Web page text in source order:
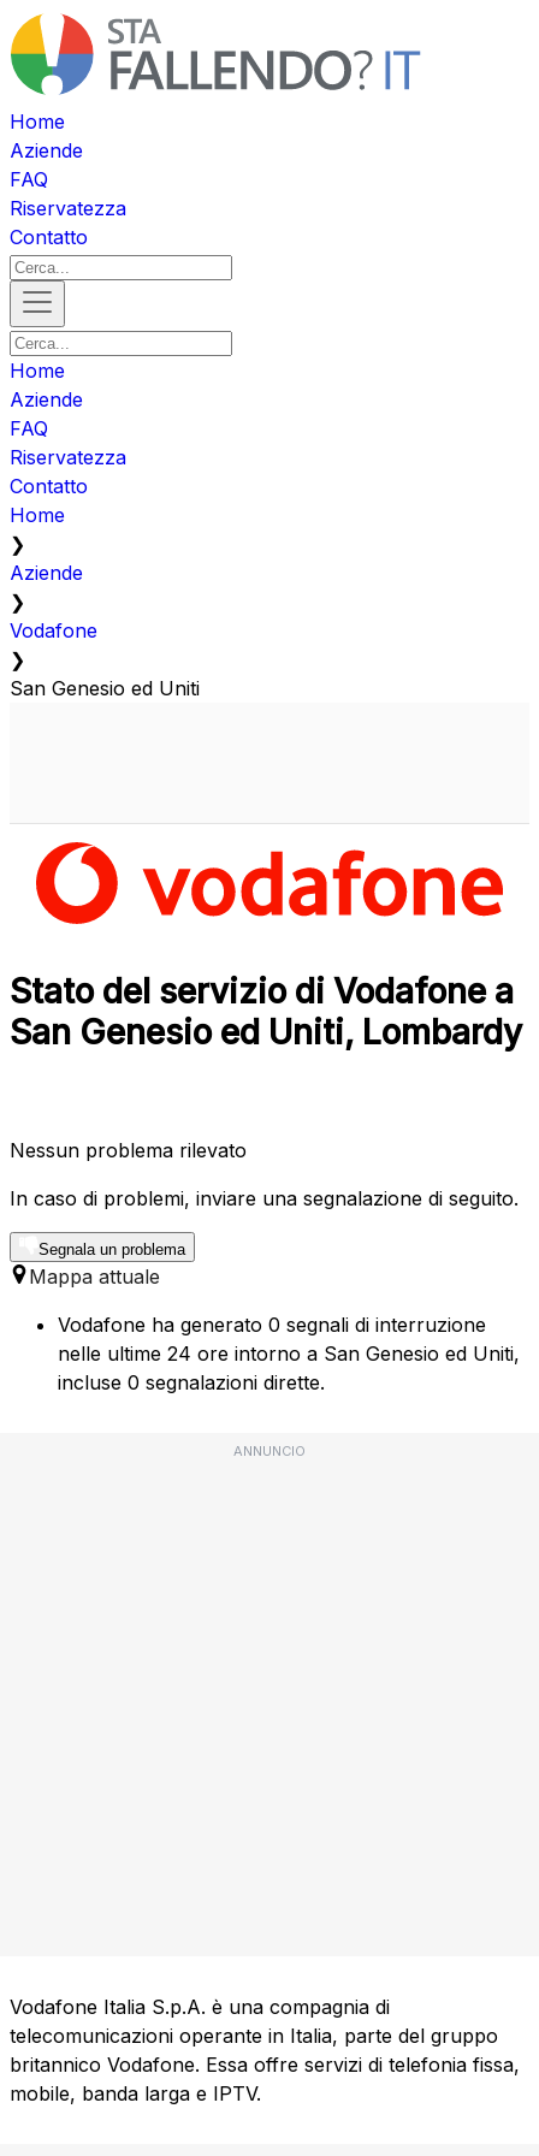
Home
Aziende
FAQ
Riservatezza
Contatto
Home
Aziende
FAQ
Riservatezza
Contatto
Home
❯
Aziende
❯
Vodafone
❯
San Genesio ed Uniti
Stato del servizio di Vodafone a
San Genesio ed Uniti, Lombardy
Nessun problema rilevato
In caso di problemi, inviare una segnalazione di seguito.
Segnala un problema
Mappa attuale
Vodafone ha generato 0 segnali di interruzione
nelle ultime 24 ore intorno a San Genesio ed Uniti,
incluse 0 segnalazioni dirette.
ANNUNCIO
Vodafone Italia S.p.A. è una compagnia di
telecomunicazioni operante in Italia, parte del gruppo
britannico Vodafone. Essa offre servizi di telefonia fissa,
mobile, banda larga e IPTV.